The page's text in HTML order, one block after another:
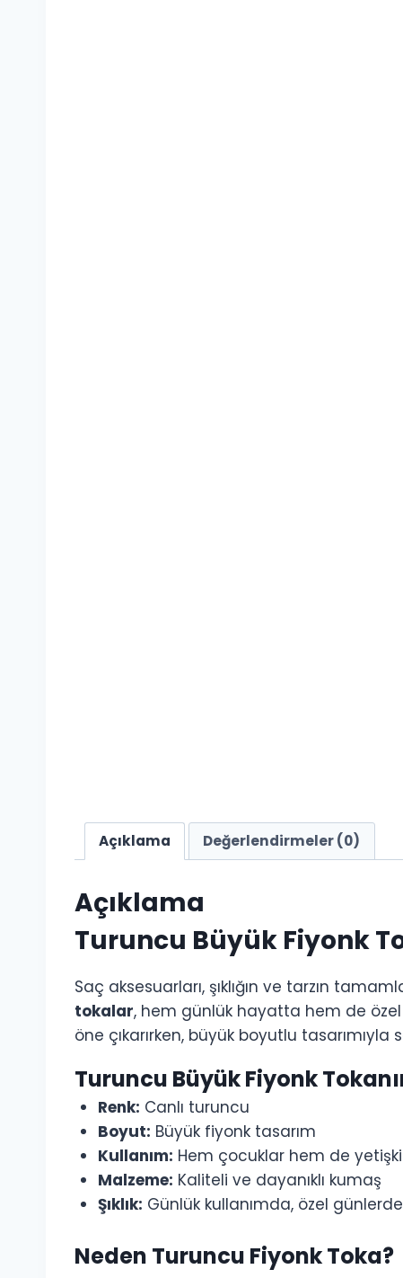
Açıklama Değerlendirmeler (0)
Açıklama
Turuncu Büyük Fiyonk
Saç aksesuarları, şıklığın ve tarzın
tokalar, hem günlük hayatta hem de
öne çıkarırken, büyük boyutlu tasarımıyla
Turuncu Büyük Fiyonk
Renk: Canlı turuncu
Boyut: Büyük fiyonk tasarım
Kullanım: Hem çocuklar hem de
Malzeme: Kaliteli ve dayanıklı kumaş
Şıklık: Günlük kullanımda, özel
Neden Turuncu Fiyonk Toka?